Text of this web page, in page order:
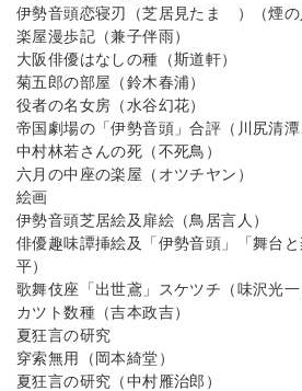
伊勢音頭恋寝刃（芝居見たまゝ）（煙の
楽屋漫歩記（兼子伴雨）
大阪俳優はなしの種（斯道軒）
菊五郎の部屋（鈴木春浦）
役者の名女房（水谷幻花）
帝国劇場の「伊勢音頭」合評（川尻清潭
中村林若さんの死（不死鳥）
六月の中座の楽屋（オツチヤン）
絵画
伊勢音頭芝居絵及扉絵（鳥居言人）
俳優趣味譚挿絵及「伊勢音頭」「舞台
平）
歌舞伎座「出世鳶」スケツチ（味沢光一
カツト数種（吉本政吉）
夏狂言の研究
穿索無用（岡本綺堂）
夏狂言の研究（中村雁治郎）